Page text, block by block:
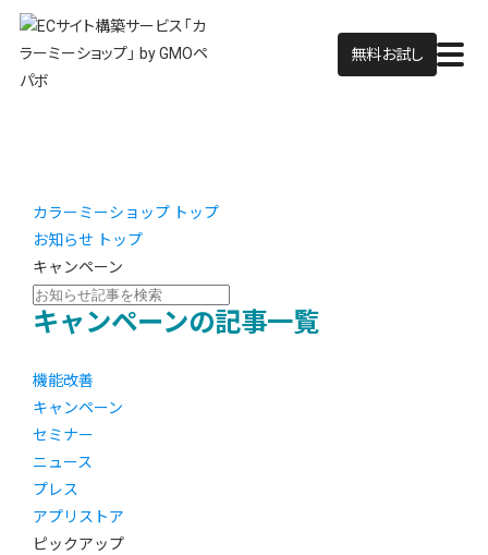
無料お試し
カラーミーショップ トップ
お知らせ トップ
キャンペーン
キャンペーンの記事一覧
機能改善
キャンペーン
セミナー
ニュース
プレス
アプリストア
ピックアップ